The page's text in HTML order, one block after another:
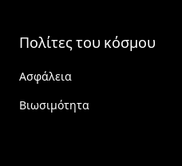
Πολίτες του κόσμου
Ασφάλεια
Βιωσιμότητα